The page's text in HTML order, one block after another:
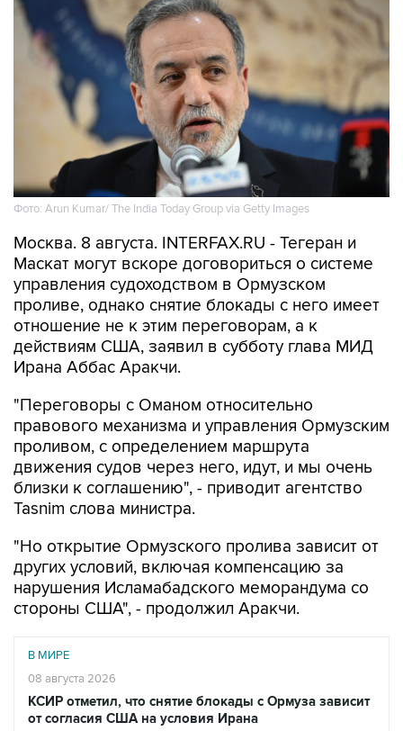
Фото: Arun Kumar/ The India Today Group via Getty Images
Москва. 8 августа. INTERFAX.RU - Тегеран и
Маскат могут вскоре договориться о системе
управления судоходством в Ормузском
проливе, однако снятие блокады с него имеет
отношение не к этим переговорам, а к
действиям США, заявил в субботу глава МИД
Ирана Аббас Аракчи.
"Переговоры с Оманом относительно
правового механизма и управления Ормузским
проливом, с определением маршрута
движения судов через него, идут, и мы очень
близки к соглашению", - приводит агентство
Tasnim слова министра.
"Но открытие Ормузского пролива зависит от
других условий, включая компенсацию за
нарушения Исламабадского меморандума со
стороны США", - продолжил Аракчи.
В МИРЕ
08 августа 2026
КСИР отметил, что снятие блокады с Ормуза зависит
от согласия США на условия Ирана